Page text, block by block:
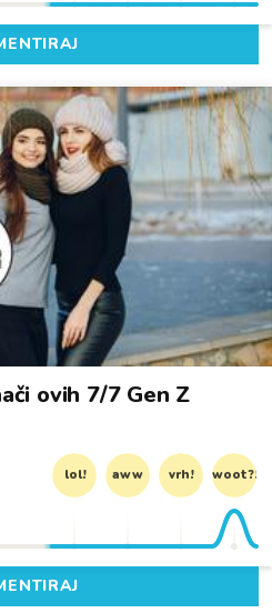
ovih 7/7 Gen Z
lol! aww vrh! woot?!